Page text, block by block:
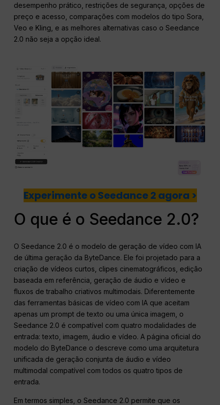
desempenho prático, restrições de segurança, opções de
preço e acesso, comparações com modelos do tipo Sora,
Veo e Kling, e as melhores alternativas caso o Seedance
2.0 não seja a opção ideal.
Experimente o Seedance 2 agora >
O que é o Seedance 2.0?
O Seedance 2.0 é o modelo de geração de vídeo com IA
de última geração da ByteDance. Ele foi projetado para a
criação de vídeos curtos, clipes cinematográficos, edição
baseada em referência, geração de áudio e vídeo e
fluxos de trabalho criativos multimodais. Diferentemente
das ferramentas básicas de vídeo com IA que aceitam
apenas um prompt de texto ou uma única imagem, o
Seedance 2.0 é compatível com quatro modalidades de
entrada: texto, imagem, áudio e vídeo. A página oficial do
modelo do ByteDance o descreve como uma arquitetura
unificada de geração conjunta de áudio e vídeo
multimodal compatível com todos os quatro tipos de
entrada.
Em termos simples, o Seedance 2.0 permite que os